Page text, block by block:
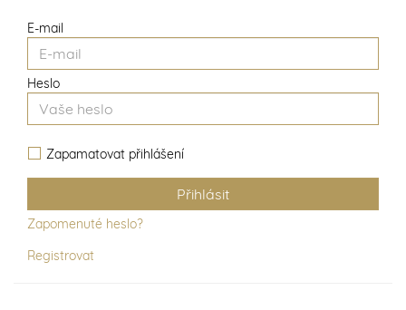
E-mail
Heslo
Zapamatovat přihlášení
Zapomenuté heslo?
Registrovat